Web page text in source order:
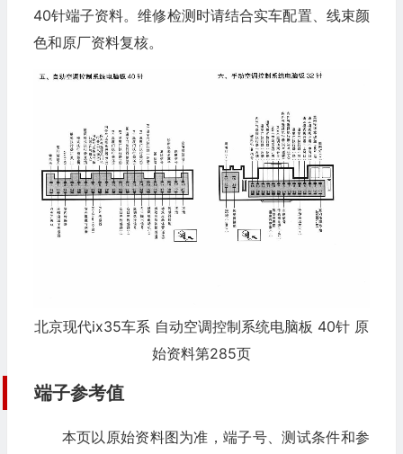
40针端子资料。维修检测时请结合实车配置、线束颜
色和原厂资料复核。
北京现代ix35车系 自动空调控制系统电脑板 40针 原
始资料第285页
端子参考值
本页以原始资料图为准，端子号、测试条件和参